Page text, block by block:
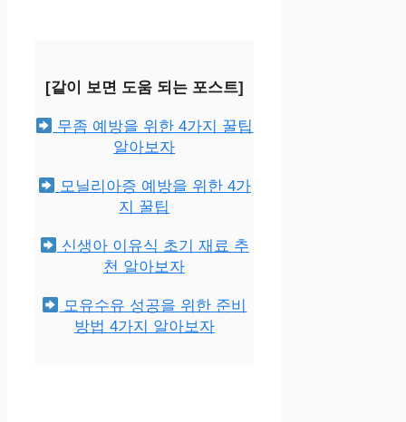
[같이 보면 도움 되는 포스트]
무좀 예방을 위한 4가지 꿀팁
알아보자
모닐리아증 예방을 위한 4가
지 꿀팁
신생아 이유식 초기 재료 추
천 알아보자
모유수유 성공을 위한 준비
방법 4가지 알아보자